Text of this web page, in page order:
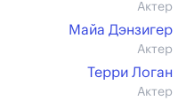
Актер
Майа Дэнзигер
Актер
Терри Логан
Актер